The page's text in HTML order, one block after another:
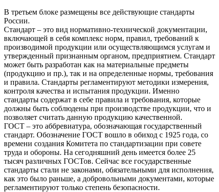
В третьем блоке размещены все действующие стандарты
России.
Стандарт – это вид нормативно-технической документации,
включающей в себя комплекс норм, правил, требований к
производимой продукции или осуществляющимся услугам и
утвержденный признанным органом, предприятием. Стандарт
может быть разработан как на материальные предметы
(продукцию и пр.), так и на определенные нормы, требования
и правила. Стандарты регламентируют методики измерения,
контроля качества и испытания продукции. Именно
стандарты содержат в себе правила и требования, которые
должны быть соблюдены при производстве продукции, что и
позволяет считать данную продукцию качественной.
ГОСТ – это аббревиатура, обозначающая государственный
стандарт. Обозначение ГОСТ вошло в обиход с 1925 года, со
времени создания Комитета по стандартизации при совете
труда и обороны. На сегодняшний день имеется более 25
тысяч различных ГОСТов. Сейчас все государственные
стандарты стали не законами, обязательными для исполнения,
как это было раньше, а добровольными документами, которые
регламентируют только степень безопасности.